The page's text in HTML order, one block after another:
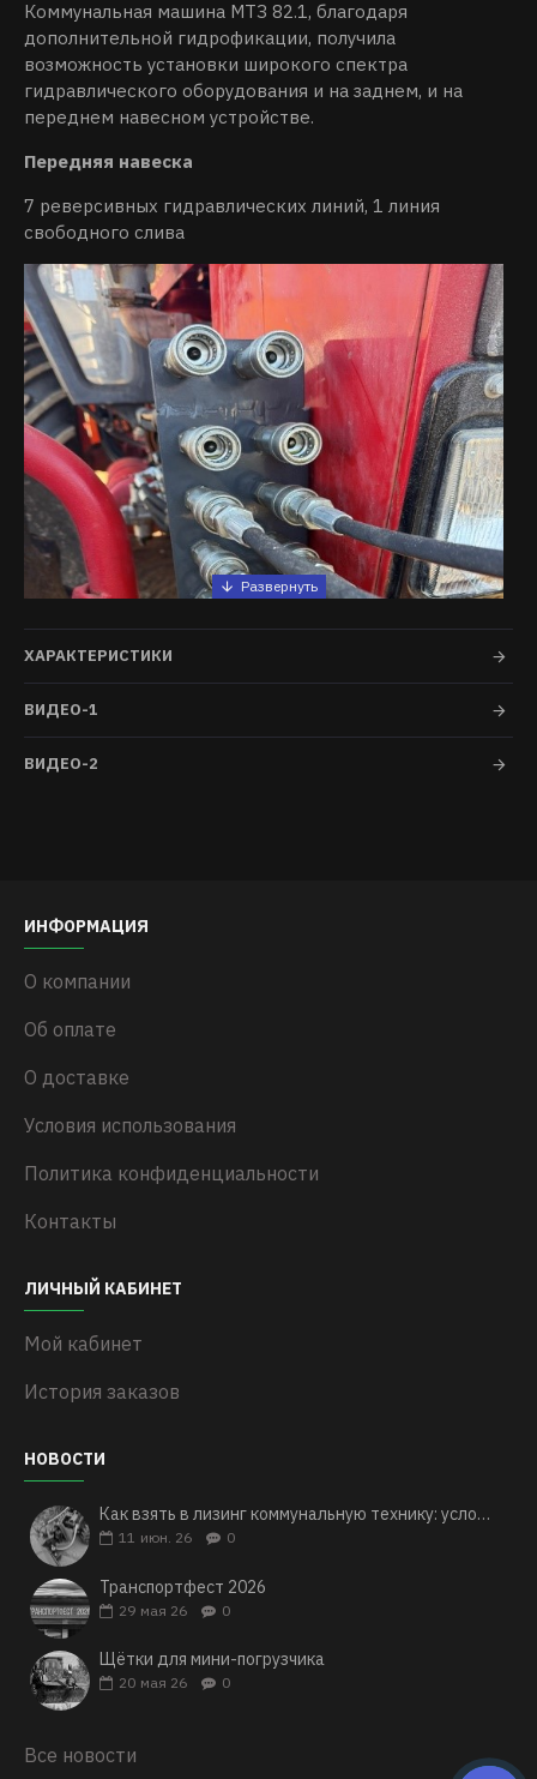
Коммунальная машина МТЗ 82.1, благодаря
дополнительной гидрофикации, получила
возможность установки широкого спектра
гидравлического оборудования и на заднем, и на
переднем навесном устройстве.
Передняя навеска
7 реверсивных гидравлических линий, 1 линия
свободного слива
6 реверсивных гидравлических линий, 1 линия
ХАРАКТЕРИСТИКИ
ВИДЕО-1
ВИДЕО-2
ИНФОРМАЦИЯ
О компании
Об оплате
О доставке
Условия использования
Политика конфиденциальности
Контакты
ЛИЧНЫЙ КАБИНЕТ
Мой кабинет
История заказов
НОВОСТИ
Как взять в лизинг коммунальную технику: условия, документы и важные нюансы оформления
11 июн. 26 0
Транспортфест 2026
29 мая 26 0
Щётки для мини-погрузчика
20 мая 26 0
Все новости